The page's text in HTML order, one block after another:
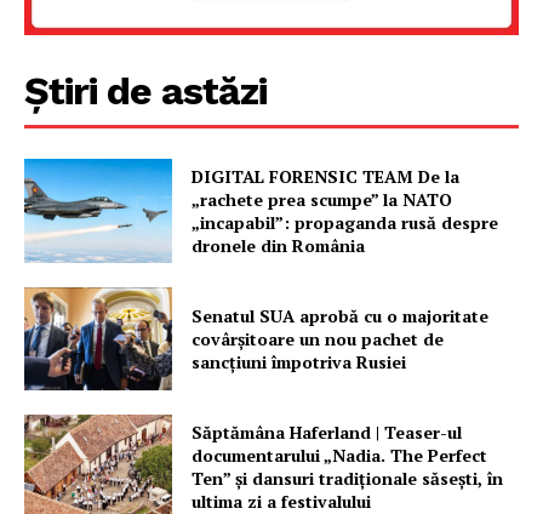
Un proiect
FREEDOM HOUSE ROMÂNIA
PRESShub
Despre noi / Echipa
Proiecte editoriale
Rețea
Știri de astăzi
DIGITAL FORENSIC TEAM De la
„rachete prea scumpe” la NATO
„incapabil”: propaganda rusă despre
dronele din România
Senatul SUA aprobă cu o majoritate
covârșitoare un nou pachet de
sancțiuni împotriva Rusiei
Săptămâna Haferland | Teaser-ul
documentarului „Nadia. The Perfect
Ten” şi dansuri tradiţionale săseşti, în
ultima zi a festivalului